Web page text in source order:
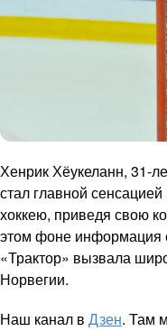
Хенрик Хёукеланн, 31-
стал главной
хоккею, приведя свою
этом фоне информация
«Трактор» вызвала
Норвегии.
Наш канал в Дзен. Там